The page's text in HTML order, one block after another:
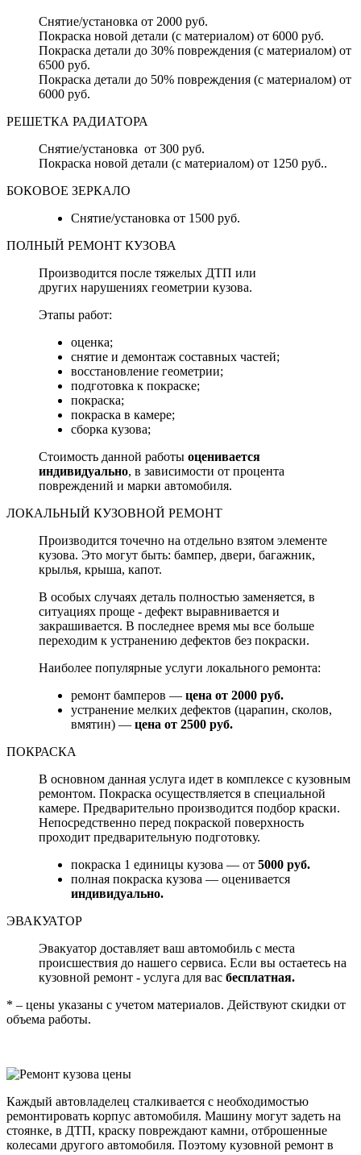
Снятие/установка от 2000 руб.
Покраска новой детали (с материалом) от 6000 руб.
Покраска детали до 30% повреждения (с материалом) от
6500 руб.
Покраска детали до 50% повреждения (с материалом) от
6000 руб.
РЕШЕТКА РАДИАТОРА
Снятие/установка от 300 руб.
Покраска новой детали (с материалом) от 1250 руб..
БОКОВОЕ ЗЕРКАЛО
Снятие/установка от 1500 руб.
ПОЛНЫЙ РЕМОНТ КУЗОВА
Производится после тяжелых ДТП или
других нарушениях геометрии кузова.
Этапы работ:
оценка;
снятие и демонтаж составных частей;
восстановление геометрии;
подготовка к покраске;
покраска;
покраска в камере;
сборка кузова;
Стоимость данной работы оценивается
индивидуально, в зависимости от процента
повреждений и марки автомобиля.
ЛОКАЛЬНЫЙ КУЗОВНОЙ РЕМОНТ
Производится точечно на отдельно взятом элементе
кузова. Это могут быть: бампер, двери, багажник,
крылья, крыша, капот.
В особых случаях деталь полностью заменяется, в
ситуациях проще - дефект выравнивается и
закрашивается. В последнее время мы все больше
переходим к устранению дефектов без покраски.
Наиболее популярные услуги локального ремонта:
ремонт бамперов — цена от 2000 руб.
устранение мелких дефектов (царапин, сколов,
вмятин) — цена от 2500 руб.
ПОКРАСКА
В основном данная услуга идет в комплексе с кузовным
ремонтом. Покраска осуществляется в специальной
камере. Предварительно производится подбор краски.
Непосредственно перед покраской поверхность
проходит предварительную подготовку.
покраска 1 единицы кузова — от 5000 руб.
полная покраска кузова — оценивается
индивидуально.
ЭВАКУАТОР
Эвакуатор доставляет ваш автомобиль с места
происшествия до нашего сервиса. Если вы остаетесь на
кузовной ремонт - услуга для вас бесплатная.
* – цены указаны с учетом материалов. Действуют скидки от
объема работы.
Каждый автовладелец сталкивается с необходимостью
ремонтировать корпус автомобиля. Машину могут задеть на
стоянке, в ДТП, краску повреждают камни, отброшенные
колесами другого автомобиля. Поэтому кузовной ремонт в